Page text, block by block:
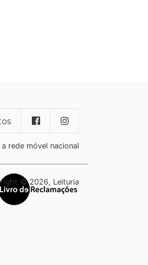
rede móvel nacional
© 2026, Leituria